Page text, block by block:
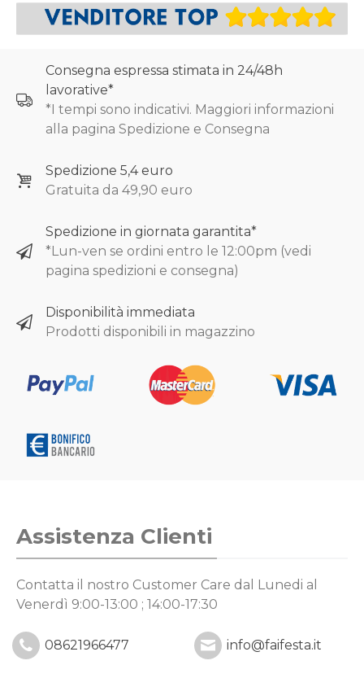
Consegna espressa stimata in 24/48h
lavorative*
*I tempi sono indicativi. Maggiori informazioni
alla pagina Spedizione e Consegna
Spedizione 5,4 euro
Gratuita da 49,90 euro
Spedizione in giornata garantita*
*Lun-ven se ordini entro le 12:00pm (vedi
pagina spedizioni e consegna)
Disponibilità immediata
Prodotti disponibili in magazzino
Assistenza Clienti
Contatta il nostro Customer Care dal Lunedi al
Venerdì 9:00-13:00 ; 14:00-17:30
08621966477 info@faifesta.it